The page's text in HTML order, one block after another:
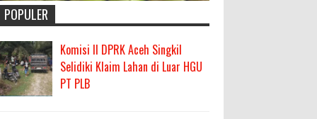
POPULER
Komisi II DPRK Aceh Singkil
Selidiki Klaim Lahan di Luar HGU
PT PLB